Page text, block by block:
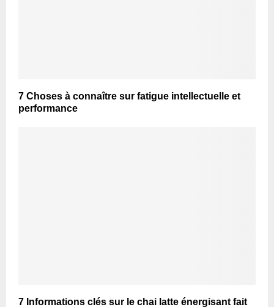
7 Choses à connaître sur fatigue intellectuelle et
performance
7 Informations clés sur le chai latte énergisant fait